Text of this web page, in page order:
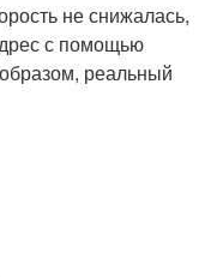
не снижалась,
с помощью
реальный